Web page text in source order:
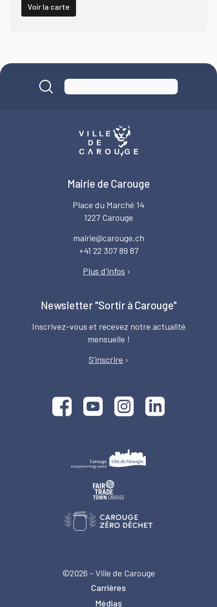
Voir la carte
Mairie de Carouge
Place du Marché 14
1227 Carouge
mairie@carouge.ch
+41 22 307 89 87
Plus d'infos ›
Newsletter "Sortir à Carouge"
Inscrivez-vous et recevez notre actualité
mensuelle !
S'inscrire ›
©2026 - Ville de Carouge
Carrières
Médias